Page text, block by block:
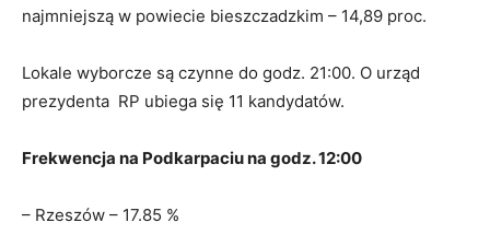
najmniejszą w powiecie bieszczadzkim – 14,89 proc.
Lokale wyborcze są czynne do godz. 21:00. O urząd
prezydenta RP ubiega się 11 kandydatów.
Frekwencja na Podkarpaciu na godz. 12:00
– Rzeszów – 17.85 %